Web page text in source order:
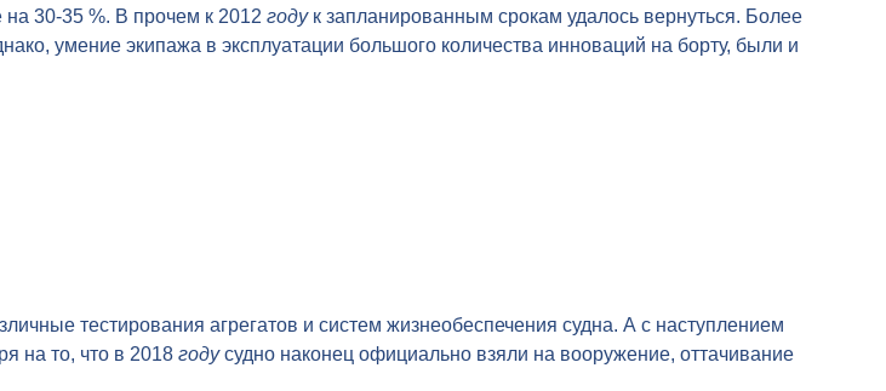
на 30-35 %. В прочем к 2012годук запланированным срокам удалось вернуться. Более
умение экипажа в эксплуатации большого количества инноваций на борту, были и
тестирования агрегатов и систем жизнеобеспечения судна. А с наступлением
на то, что в 2018годусудно наконец официально взяли на вооружение, оттачивание